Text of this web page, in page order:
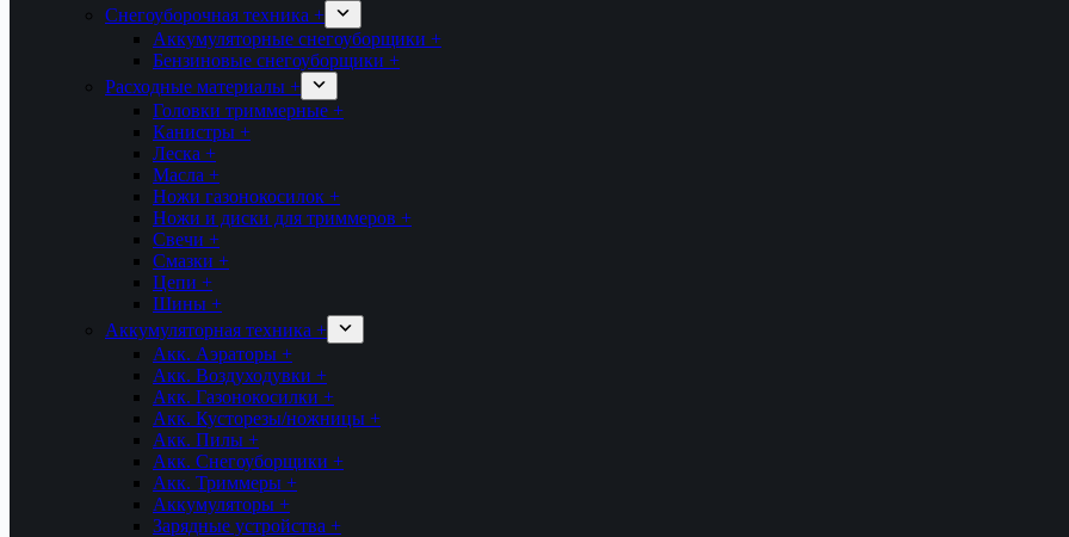
Снегоуборочная техника +
Аккумуляторные снегоуборщики +
Бензиновые снегоуборщики +
Расходные материалы +
Головки триммерные +
Канистры +
Леска +
Масла +
Ножи газонокосилок +
Ножи и диски для триммеров +
Свечи +
Смазки +
Цепи +
Шины +
Аккумуляторная техника +
Акк. Аэраторы +
Акк. Воздуходувки +
Акк. Газонокосилки +
Акк. Кусторезы/ножницы +
Акк. Пилы +
Акк. Снегоуборщики +
Акк. Триммеры +
Аккумуляторы +
Зарядные устройства +